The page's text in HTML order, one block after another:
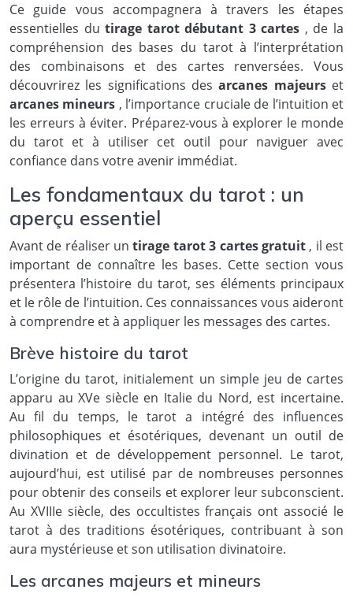
Ce guide vous accompagnera à travers les étapes
essentielles dutirage tarot débutant 3 cartes , de la
compréhension des bases du tarot à l’interprétation
des combinaisons et des cartes renversées. Vous
découvrirez les significations desarcanes majeurs et
arcanes mineurs , l’importance cruciale de l’intuition et
les erreurs à éviter. Préparez-vous à explorer le monde
du tarot et à utiliser cet outil pour naviguer avec
confiance dans votre avenir immédiat.
Les fondamentaux du tarot : un
aperçu essentiel
Avant de réaliser untirage tarot 3 cartes gratuit , il est
important de connaître les bases. Cette section vous
présentera l’histoire du tarot, ses éléments principaux
et le rôle de l’intuition. Ces connaissances vous aideront
à comprendre et à appliquer les messages des cartes.
Brève histoire du tarot
L’origine du tarot, initialement un simple jeu de cartes
apparu au XVe siècle en Italie du Nord, est incertaine.
Au fil du temps, le tarot a intégré des influences
philosophiques et ésotériques, devenant un outil de
divination et de développement personnel. Le tarot,
aujourd’hui, est utilisé par de nombreuses personnes
pour obtenir des conseils et explorer leur subconscient.
Au XVIIIe siècle, des occultistes français ont associé le
tarot à des traditions ésotériques, contribuant à son
aura mystérieuse et son utilisation divinatoire.
Les arcanes majeurs et mineurs